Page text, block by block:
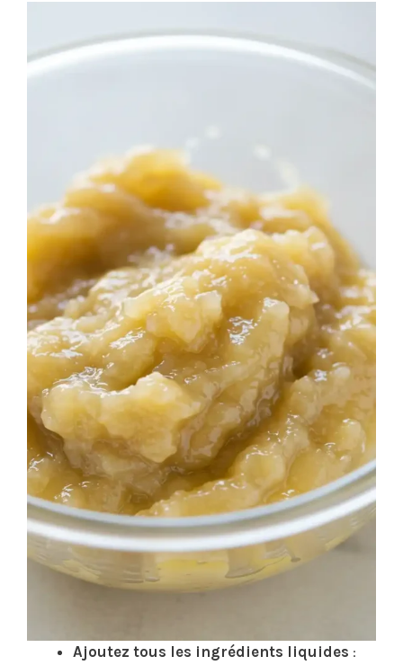
Ajoutez tous les ingrédients liquides :